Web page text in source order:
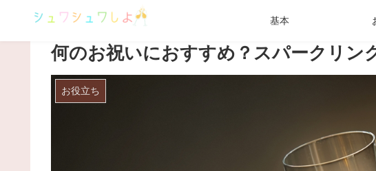
基本
何のお祝いにおすすめ？スパークリン
お役立ち